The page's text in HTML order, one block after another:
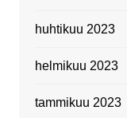
huhtikuu 2023
helmikuu 2023
tammikuu 2023